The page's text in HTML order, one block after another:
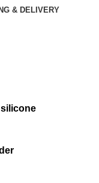
& DELIVERY